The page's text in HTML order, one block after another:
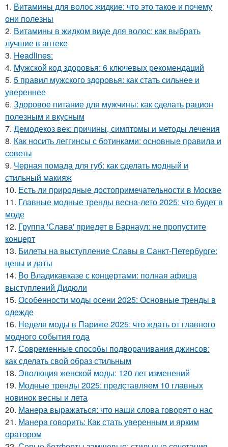
1. Витамины для волос жидкие: что это такое и почему
они полезны
2. Витамины в жидком виде для волос: как выбрать
лучшие в аптеке
3. Headlines:
4. Мужской код здоровья: 6 ключевых рекомендаций
5. 5 правил мужского здоровья: как стать сильнее и
увереннее
6. Здоровое питание для мужчины: как сделать рацион
полезным и вкусным
7. Демодекоз век: причины, симптомы и методы лечения
8. Как носить леггинсы с ботинками: основные правила и
советы
9. Черная помада для губ: как сделать модный и
стильный макияж
10. Есть ли природные достопримечательности в Москве
11. Главные модные тренды весна-лето 2025: что будет в
моде
12. Группа 'Слава' приедет в Барнаул: не пропустите
концерт
13. Билеты на выступление Славы в Санкт-Петербурге:
цены и даты
14. Во Владикавказе с концертами: полная афиша
выступлений Дидюли
15. Особенности моды осени 2025: Основные тренды в
одежде
16. Неделя моды в Париже 2025: что ждать от главного
модного события года
17. Современные способы подворачивания джинсов:
как сделать свой образ стильным
18. Эволюция женской моды: 120 лет изменений
19. Модные тренды 2025: представляем 10 главных
новинок весны и лета
20. Манера выражаться: что наши слова говорят о нас
21. Манера говорить: Как стать уверенным и ярким
оратором